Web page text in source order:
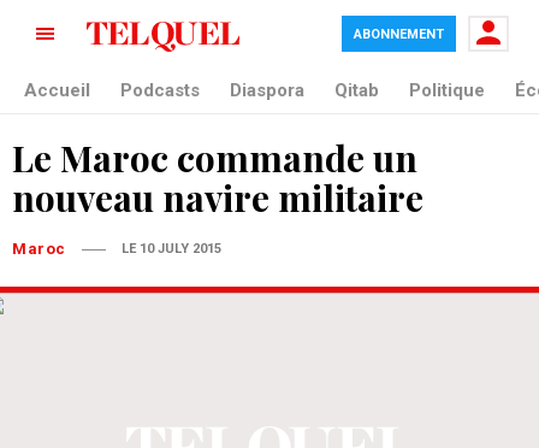
ABONNEMENT
Accueil Podcasts Diaspora Qitab Politique
Le Maroc commande un
nouveau navire militaire
Maroc LE 10 JULY 2015